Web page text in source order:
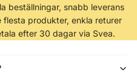
beställningar, snabb leverans
produkter, enkla returer
efter 30 dagar via Svea.